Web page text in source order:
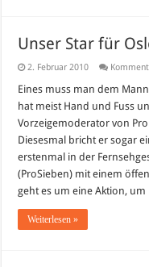
Unser Star für
2. Februar 2010
Eines muss man dem
hat meist Hand und Fuss
Vorzeigemoderator von
Diesesmal bricht er sogar
erstenmal in der
(ProSieben) mit einem
geht es um eine Aktion,
Weiterlesen »